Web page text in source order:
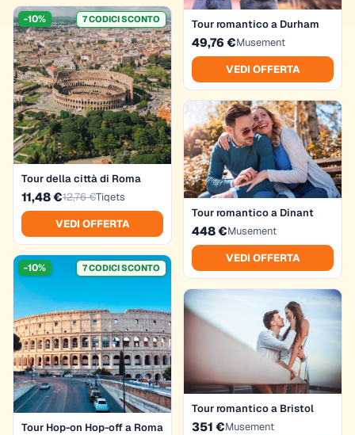
-10%
Tour della città di Roma
11,48 €12,76 €Tiqets
VEDI OFFERTA
7 CODICI SCONTO
-10%
Tour Hop-on Hop-off a Roma
7 CODICI SCONTO
Tour romantico a Durham
49,76 €Musement
VEDI OFFERTA
Tour romantico a Dinant
448 €Musement
VEDI OFFERTA
Tour romantico a Bristol
351 €Musement